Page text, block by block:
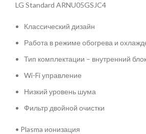
LG Standard ARNU05GSJC4
Классический дизайн
Работа в режиме обогрева и
Тип комплектации – внутренний
Wi-Fi управление
Низкий уровень шума
Фильтр двойной очистки
• Plasma ионизация